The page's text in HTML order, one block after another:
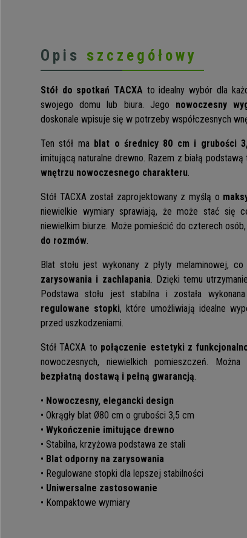
Opis szczegółowy
Stół do spotkań TACXA to idealny wybór dla
swojego domu lub biura. Jego nowoczesny
doskonale wpisuje się w potrzeby współczesnych
Ten stół ma blat o średnicy 80 cm i grubości
imitującą naturalne drewno. Razem z białą
wnętrzu nowoczesnego charakteru.
Stół TACXA został zaprojektowany z myślą o
niewielkie wymiary sprawiają, że może stać się
niewielkim biurze. Może pomieścić do czterech
do rozmów.
Blat stołu jest wykonany z płyty melaminowej,
zarysowania i zachlapania. Dzięki temu
Podstawa stołu jest stabilna i została
regulowane stopki, które umożliwiają idealne
przed uszkodzeniami.
Stół TACXA to połączenie estetyki z
nowoczesnych, niewielkich pomieszczeń.
bezpłatną dostawą i pełną gwarancją.
• Nowoczesny, elegancki design
• Okrągły blat Ø80 cm o grubości 3,5 cm
• Wykończenie imitujące drewno
• Stabilna, krzyżowa podstawa ze stali
• Blat odporny na zarysowania
• Regulowane stopki dla lepszej stabilności
• Uniwersalne zastosowanie
• Kompaktowe wymiary